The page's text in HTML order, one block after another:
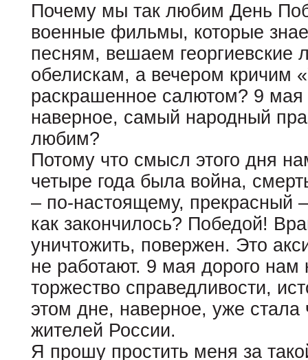
Почему мы так любим День
военные фильмы, которые
песням, вешаем георгиевские
обелискам, а вечером кричим
раскрашенное салютом? 9 мая
наверное, самый народный
любим?
Потому что смысл этого дня
четыре года была война,
– по-настоящему, прекрасный
как закончилось? Победой!
уничтожить, повержен. Это
не работают. 9 мая дорого нам
торжество справедливости,
этом дне, наверное, уже стала
жителей России.
Я прошу простить меня за